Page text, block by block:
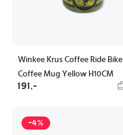
Winkee Krus Coffee Ride Bike
Coffee Mug Yellow H10CM
191,-
-4%